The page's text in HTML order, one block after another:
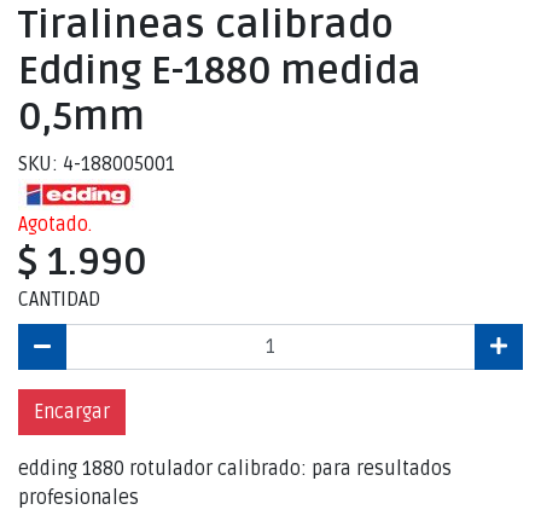
Tiralineas calibrado
Edding E-1880 medida
0,5mm
SKU: 4-188005001
Agotado.
$ 1.990
CANTIDAD
Encargar
edding 1880 rotulador calibrado: para resultados
profesionales